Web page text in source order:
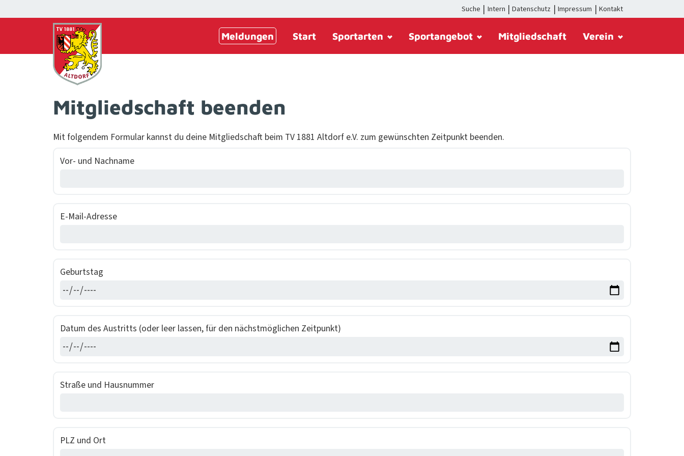
Suche Intern Datenschutz Impressum Kontakt
Meldungen Start Sportarten Sportangebot Mitgliedschaft Verein
Mitgliedschaft beenden
Mit fol­gen­dem For­mu­lar kannst du deine Mit­glied­schaft beim TV 1881 Alt­dorf e.V. zum gewün­scht­en Zeit­punkt beenden.
Vor- und Nach­name
E‑Mail-Adresse
Geburt­stag
Datum des Aus­tritts (oder leer lassen, für den näch­st­möglichen Zeit­punkt)
Straße und Haus­num­mer
PLZ und Ort